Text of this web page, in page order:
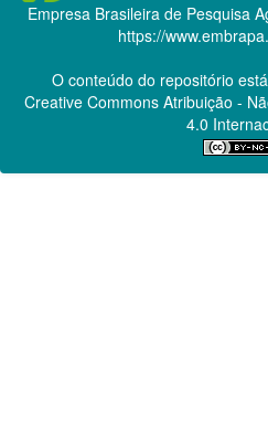
Empresa Brasileira de Pesquisa
https://
O conteúdo do repositório
Creative CommonsAtribuição -
4.0